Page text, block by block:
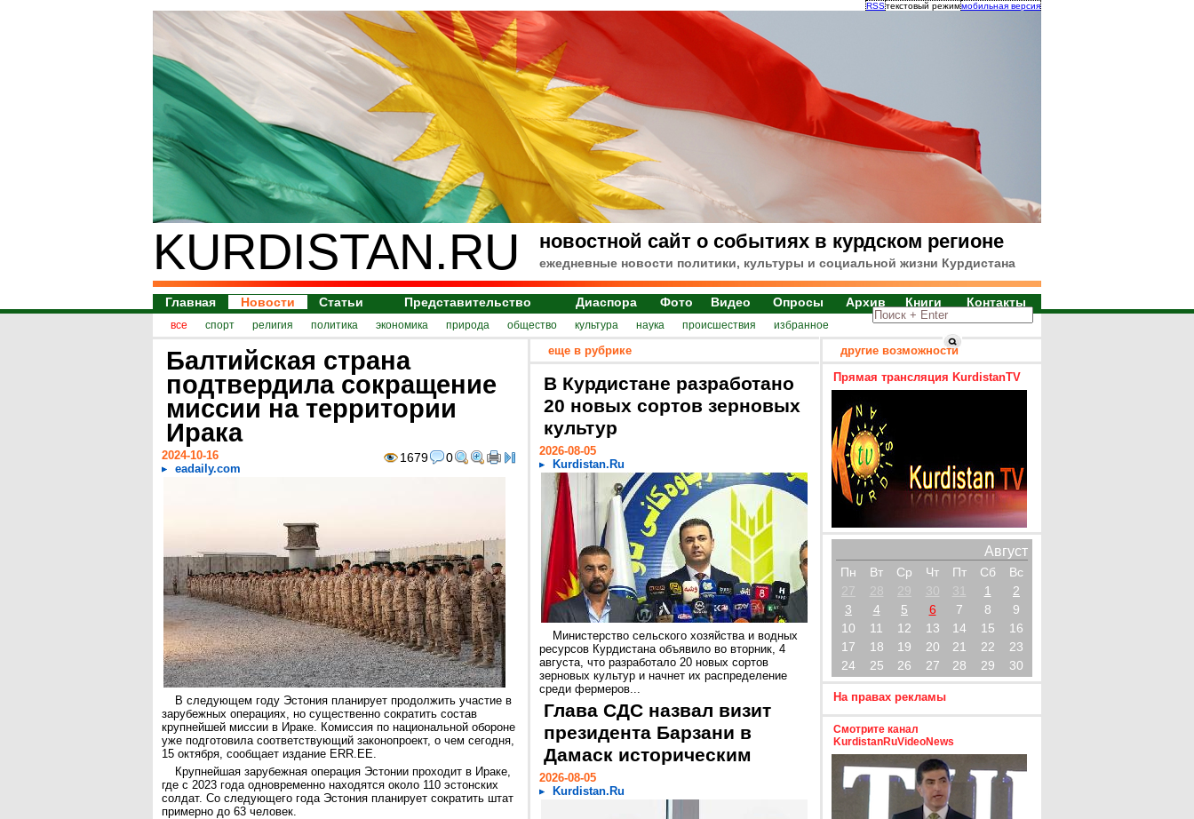
RSSтекстовый режиммобильная версия
KURDISTAN.RU новостной сайт о событиях в курдском регионе
ежедневные новости политики, культуры и социальной жизни Курдистана
Главная Новости Статьи Представительство Диаспора Фото Видео Опросы Архив Книги Контакты
все спорт религия политика экономика природа общество культура наука происшествия избранное
Балтийская страна
подтвердила сокращение
миссии на территории
Ирака
1679 0
2024-10-16
eadaily.com
В следующем году Эстония планирует продолжить участие в
зарубежных операциях, но существенно сократить состав
крупнейшей миссии в Ираке. Комиссия по национальной обороне
уже подготовила соответствующий законопроект, о чем сегодня,
15 октября, сообщает издание ERR.EE.
Крупнейшая зарубежная операция Эстонии проходит в Ираке,
где с 2023 года одновременно находятся около 110 эстонских
солдат. Со следующего года Эстония планирует сократить штат
примерно до 63 человек.
еще в рубрике
В Курдистане разработано
20 новых сортов зерновых
культур
2026-08-05
Kurdistan.Ru
Министерство сельского хозяйства и водных
ресурсов Курдистана объявило во вторник, 4
августа, что разработало 20 новых сортов
зерновых культур и начнет их распределение
среди фермеров...
Глава СДС назвал визит
президента Барзани в
Дамаск историческим
2026-08-05
Kurdistan.Ru
другие возможности
Прямая трансляция KurdistanTV
Август
Пн Вт Ср Чт Пт Сб
Вс
27
28 29 30 31 1
2
3
4 5 6 7 8
9
10
11 12 13 14 15
16
17
18 19 20 21 22
23
24
25 26 27 28 29 30
На правах рекламы
Смотрите канал
KurdistanRuVideoNews